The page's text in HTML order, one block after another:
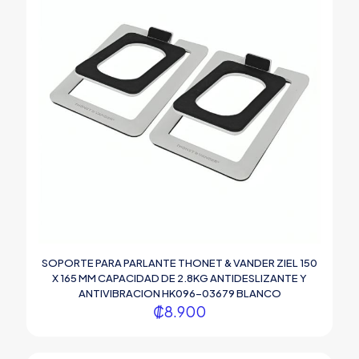
SOPORTE PARA PARLANTE THONET & VANDER ZIEL 150
X 165 MM CAPACIDAD DE 2.8KG ANTIDESLIZANTE Y
ANTIVIBRACION HK096-03679 BLANCO
₡8.900